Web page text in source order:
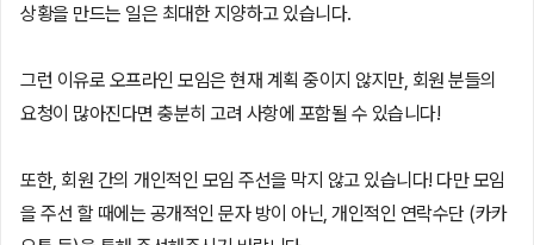
상황을 만드는 일은 최대한 지양하고 있습니다.
그런 이유로 오프라인 모임은 현재 계획 중이지 않지만, 회원 분들의
요청이 많아진다면 충분히 고려 사항에 포함될 수 있습니다!
또한, 회원 간의 개인적인 모임 주선을 막지 않고 있습니다! 다만 모임
을 주선 할 때에는 공개적인 문자 방이 아닌, 개인적인 연락수단 (카카